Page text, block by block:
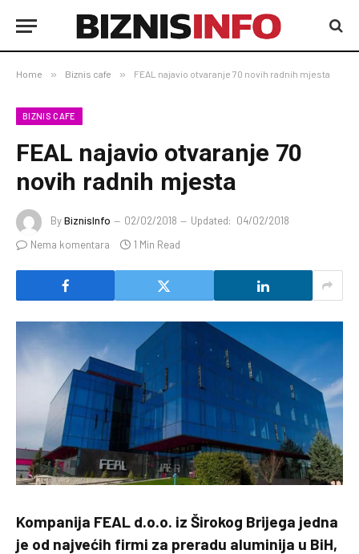
Home » Biznis cafe » FEAL najavio otvaranje 70 novih radnih mjesta
BIZNIS CAFE
FEAL najavio otvaranje 70
novih radnih mjesta
ByBiznisInfo 02/02/2018 Updated: 04/02/2018
Nema komentara
1 Min Read
Kompanija FEAL d.o.o. iz Širokog Brijega jedna
je od najvećih firmi za preradu aluminija u BiH,